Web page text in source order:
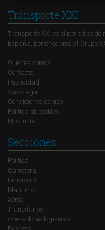
Transporte XXI
Transporte XXI es el periódico
España, perteneciente al Grupo
Quienes somos
Contacto
Publicidad
Aviso legal
Condiciones de uso
Política de cookies
Mi cuenta
Secciones
Política
Carretera
Ferrocarril
Marítimo
Aéreo
Transitarios
Operadores logísticos